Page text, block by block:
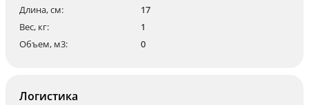
Длина, см:
17
Вес, кг:
1
Объем, м3:
0
Логистика